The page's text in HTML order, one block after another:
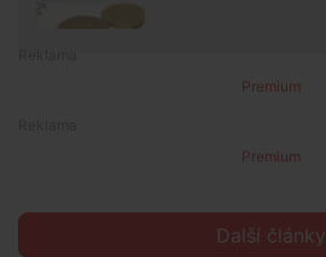
Premium
Premium
Další články